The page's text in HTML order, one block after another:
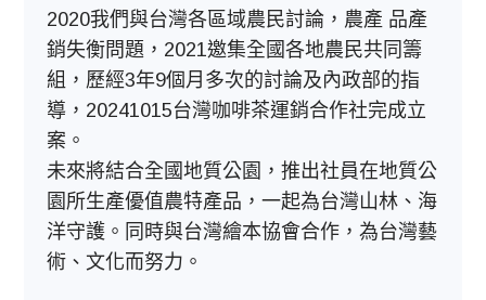
2020我們與台灣各區域農民討論，農產 品產
銷失衡問題，2021邀集全國各地農民共同籌
組，歷經3年9個月多次的討論及內政部的指
導，20241015台灣咖啡茶運銷合作社完成立
案。
未來將結合全國地質公園，推出社員在地質公
園所生產優值農特產品，一起為台灣山林、海
洋守護。同時與台灣繪本協會合作，為台灣藝
術、文化而努力。